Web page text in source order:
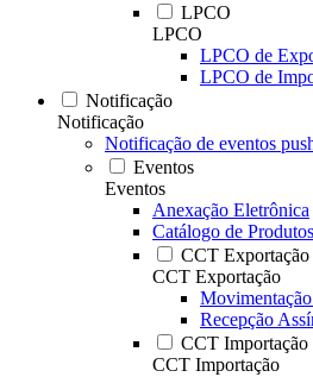
LPCO
LPCO
LPCO de
LPCO de
Notificação
Notificação
Notificação de eventos
Eventos
Eventos
Anexação Eletrônica
Catálogo de Produtos
CCT Exportação
CCT Exportação
Recepção
CCT Importação
CCT Importação